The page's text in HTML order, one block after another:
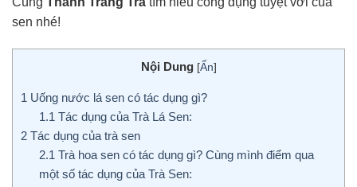
sen nhé!
Nội Dung [Ẩn]
1 Uống nước lá sen có tác dụng gì?
1.1 Tác dụng của Trà Lá Sen:
2 Tác dụng của trà sen
2.1 Trà hoa sen có tác dụng gì? Cùng mình điểm qua
một số tác dụng của Trà Sen: